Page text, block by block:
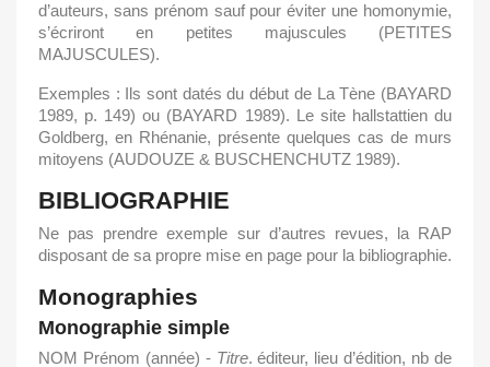
d’auteurs, sans prénom sauf pour éviter une homonymie,
s’écriront en petites majuscules (PETITES
MAJUSCULES).
Exemples : Ils sont datés du début de La Tène (BAYARD
1989, p. 149) ou (BAYARD 1989). Le site hallstattien du
Goldberg, en Rhénanie, présente quelques cas de murs
mitoyens (AUDOUZE & BUSCHENCHUTZ 1989).
BIBLIOGRAPHIE
Ne pas prendre exemple sur d’autres revues, la RAP
disposant de sa propre mise en page pour la bibliographie.
Monographies
Monographie simple
NOM Prénom (année) - Titre. éditeur, lieu d’édition, nb de